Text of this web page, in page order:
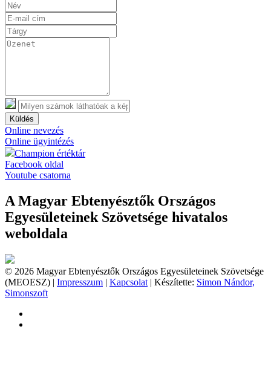
Küldés
Online nevezés
Online ügyintézés
Champion értéktár
Facebook oldal
Youtube csatorna
A Magyar Ebtenyésztők Országos
Egyesületeinek Szövetsége hivatalos
weboldala
© 2026 Magyar Ebtenyésztők Országos Egyesületeinek Szövetsége
(MEOESZ) | Impresszum | Kapcsolat | Készítette: Simon Nándor,
Simonszoft